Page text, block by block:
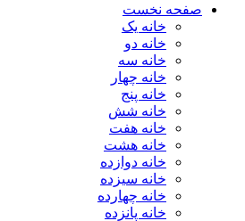
صفحه نخست
خانه یک
خانه دو
خانه سه
خانه چهار
خانه پنج
خانه شش
خانه هفت
خانه هشت
خانه دوازده
خانه سیزده
خانه چهارده
خانه پانزده